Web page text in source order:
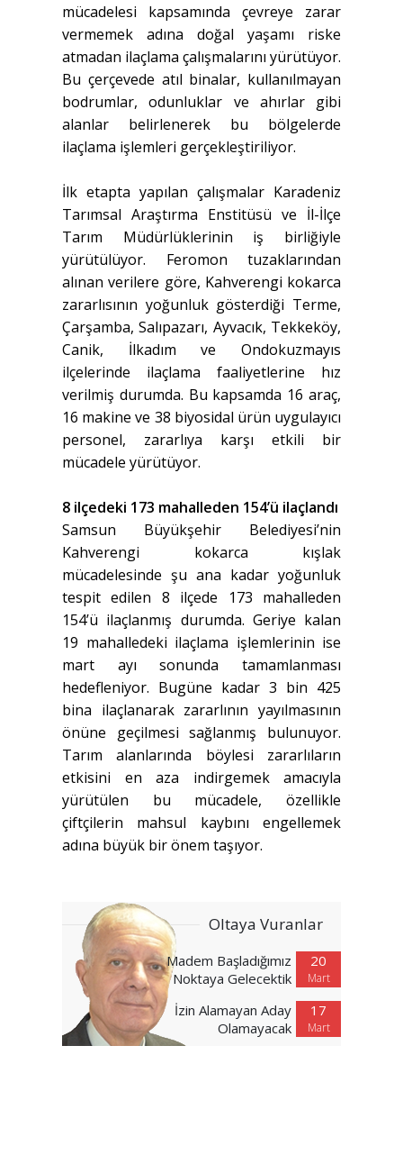
mücadelesi kapsamında çevreye zarar
vermemek adına doğal yaşamı riske
atmadan ilaçlama çalışmalarını yürütüyor.
Bu çerçevede atıl binalar, kullanılmayan
bodrumlar, odunluklar ve ahırlar gibi
alanlar belirlenerek bu bölgelerde
ilaçlama işlemleri gerçekleştiriliyor.
İlk etapta yapılan çalışmalar Karadeniz
Tarımsal Araştırma Enstitüsü ve İl-İlçe
Tarım Müdürlüklerinin iş birliğiyle
yürütülüyor. Feromon tuzaklarından
alınan verilere göre, Kahverengi kokarca
zararlısının yoğunluk gösterdiği Terme,
Çarşamba, Salıpazarı, Ayvacık, Tekkeköy,
Canik, İlkadım ve Ondokuzmayıs
ilçelerinde ilaçlama faaliyetlerine hız
verilmiş durumda. Bu kapsamda 16 araç,
16 makine ve 38 biyosidal ürün uygulayıcı
personel, zararlıya karşı etkili bir
mücadele yürütüyor.
8 ilçedeki 173 mahalleden 154’ü ilaçlandı
Samsun Büyükşehir Belediyesi’nin
Kahverengi kokarca kışlak
mücadelesinde şu ana kadar yoğunluk
tespit edilen 8 ilçede 173 mahalleden
154’ü ilaçlanmış durumda. Geriye kalan
19 mahalledeki ilaçlama işlemlerinin ise
mart ayı sonunda tamamlanması
hedefleniyor. Bugüne kadar 3 bin 425
bina ilaçlanarak zararlının yayılmasının
önüne geçilmesi sağlanmış bulunuyor.
Tarım alanlarında böylesi zararlıların
etkisini en aza indirgemek amacıyla
yürütülen bu mücadele, özellikle
çiftçilerin mahsul kaybını engellemek
adına büyük bir önem taşıyor.
Oltaya Vuranlar
20
Mart
Madem Başladığımız
Noktaya Gelecektik
17
Mart
İzin Alamayan Aday
Olamayacak